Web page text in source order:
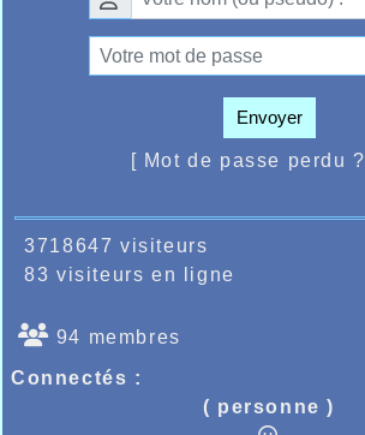
Envoyer
[ Mot de passe perdu ?
3718647 visiteurs
83 visiteurs en ligne
94 membres
Connectés :
( personne )